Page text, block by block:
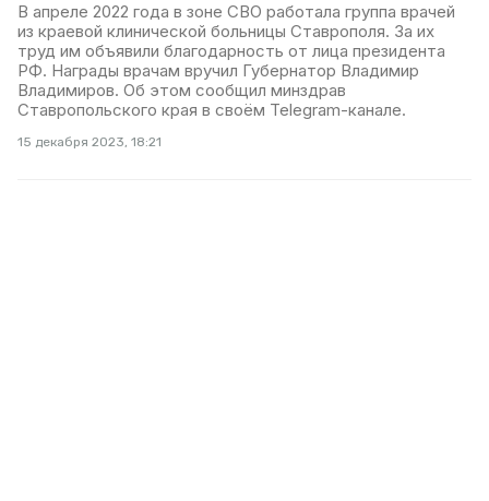
В апреле 2022 года в зоне СВО работала группа врачей
из краевой клинической больницы Ставрополя. За их
труд им объявили благодарность от лица президента
РФ. Награды врачам вручил Губернатор Владимир
Владимиров. Об этом сообщил минздрав
Ставропольского края в своём Telegram-канале.
15 декабря 2023, 18:21